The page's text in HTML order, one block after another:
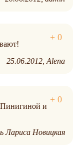
25.06.2012 Alena
Пинигиной и
Лариса Новицкая